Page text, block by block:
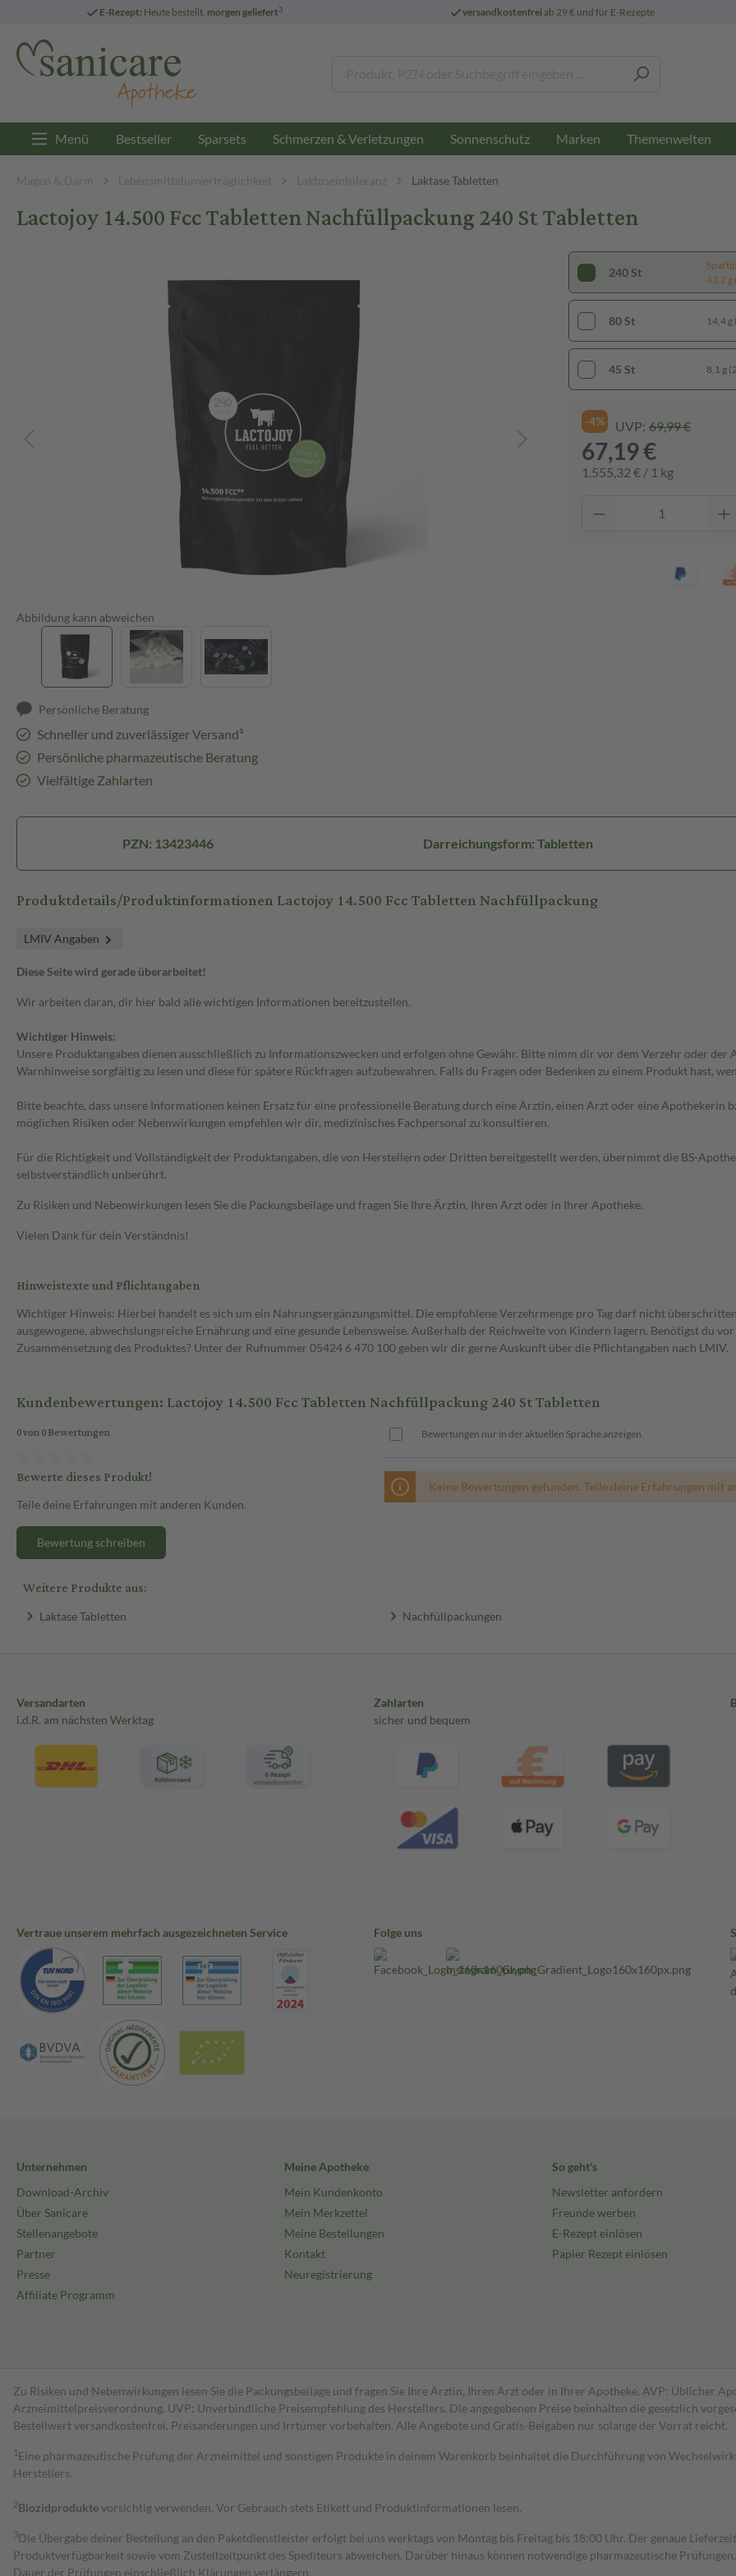
E-Rezept: Heute bestellt, morgen geliefert3 versandkostenfreiab 29 € und für E-Rezepte
Menü Bestseller Sparsets Schmerzen & Verletzungen Sonnenschutz Marken Themenwelten
Magen & Darm Lebensmittelunverträglichkeit Laktoseintoleranz Laktase Tabletten
Lactojoy 14.500 Fcc Tabletten Nachfüllpackung 240 St Tabletten
Abbildung kann abweichen
Persönliche Beratung
Schneller und zuverlässiger Versand³
Persönliche pharmazeutische Beratung
Vielfältige Zahlarten
240 St
43,2 g
80 St 14,4 g
45 St 8,1 g
-4% UVP: 69,99 €
67,19 €
1.555,32 € / 1 kg
PZN: 13423446 Darreichungsform: Tabletten
Produktdetails/Produktinformationen Lactojoy 14.500 Fcc Tabletten Nachfüllpackung
LMIV Angaben
Diese Seite wird gerade überarbeitet!
Wir arbeiten daran, dir hier bald alle wichtigen Informationen bereitzustellen.
Wichtiger Hinweis:
Unsere Produktangaben dienen ausschließlich zu Informationszwecken und erfolgen ohne Gewähr. Bitte nimm dir vor dem Verzehr oder
Warnhinweise sorgfältig zu lesen und diese für spätere Rückfragen aufzubewahren. Falls du Fragen oder Bedenken zu einem Produkt hast,
Bitte beachte, dass unsere Informationen keinen Ersatz für eine professionelle Beratung durch eine Ärztin, einen Arzt oder eine Apothekerin
möglichen Risiken oder Nebenwirkungen empfehlen wir dir, medizinisches Fachpersonal zu konsultieren.
Für die Richtigkeit und Vollständigkeit der Produktangaben, die von Herstellern oder Dritten bereitgestellt werden, übernimmt die BS-
selbstverständlich unberührt.
Zu Risiken und Nebenwirkungen lesen Sie die Packungsbeilage und fragen Sie Ihre Ärztin, Ihren Arzt oder in Ihrer Apotheke.
Vielen Dank für dein Verständnis!
Hinweistexte und Pflichtangaben
Wichtiger Hinweis: Hierbei handelt es sich um ein Nahrungsergänzungsmittel. Die empfohlene Verzehrmenge pro Tag darf nicht
ausgewogene, abwechslungsreiche Ernährung und eine gesunde Lebensweise. Außerhalb der Reichweite von Kindern lagern. Benötigst du
Zusammensetzung des Produktes? Unter der Rufnummer 05424 6 470 100 geben wir dir gerne Auskunft über die Pflichtangaben nach LMIV.
Kundenbewertungen: Lactojoy 14.500 Fcc Tabletten Nachfüllpackung 240 St Tabletten
0 von 0 Bewertungen
Bewerte dieses Produkt!
Teile deine Erfahrungen mit anderen Kunden.
Bewertung schreiben
Bewertungen nur in der aktuellen Sprache anzeigen.
Keine Bewertungen gefunden. Teile deine Erfahrungen mit
Weitere Produkte aus:
Laktase Tabletten Nachfüllpackungen
Versandarten
i.d.R. am nächsten Werktag
Zahlarten
sicher und bequem
Vertraue unserem mehrfach ausgezeichneten Service Folge uns
Unternehmen
Download-Archiv
Über Sanicare
Stellenangebote
Partner
Presse
Affiliate Programm
Meine Apotheke
Mein Kundenkonto
Mein Merkzettel
Meine Bestellungen
Kontakt
Neuregistrierung
So geht's
Newsletter anfordern
Freunde werben
E-Rezept einlösen
Papier Rezept einlösen
Zu Risiken und Nebenwirkungen lesen Sie die Packungsbeilage und fragen Sie Ihre Ärztin, Ihren Arzt oder in Ihrer Apotheke. AVP: Üblicher
Arzneimittelpreisverordnung. UVP: Unverbindliche Preisempfehlung des Herstellers. Die angegebenen Preise beinhalten die gesetzlich
Bestell­wert versand­kosten­frei. Preisänderungen und Irrtümer vorbehalten. Alle Angebote und Gratis-Beigaben nur solange der Vorrat reicht.
1 Eine pharmazeutische Prüfung der Arzneimittel und sonstigen Produkte in deinem Warenkorb beinhaltet die Durchführung von
Herstellers.
2Biozidproduktevorsichtig verwenden. Vor Gebrauch stets Etikett und Produktinformationen lesen.
3Die Übergabe deiner Bestellung an den Paketdienstleister erfolgt bei uns werktags von Montag bis Freitag bis 18:00 Uhr. Der genaue
Produktverfügbarkeit sowie vom Zustellzeitpunkt des Spediteurs abweichen. Darüber hinaus können notwendige pharmazeutische
Dauer der Prüfungen einschließlich Klärungen verlängern.